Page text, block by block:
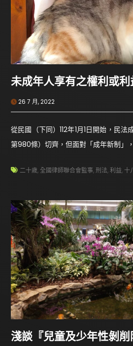
未成年人享有之權利或
26 7 月, 2022
從民國（下同）112年1月1日開始，民
第980條）切齊，但面對「成年新制」
二十歲, 全國律師聯合會監事,刑法,利益,十
淺談『兒童及少年性剝